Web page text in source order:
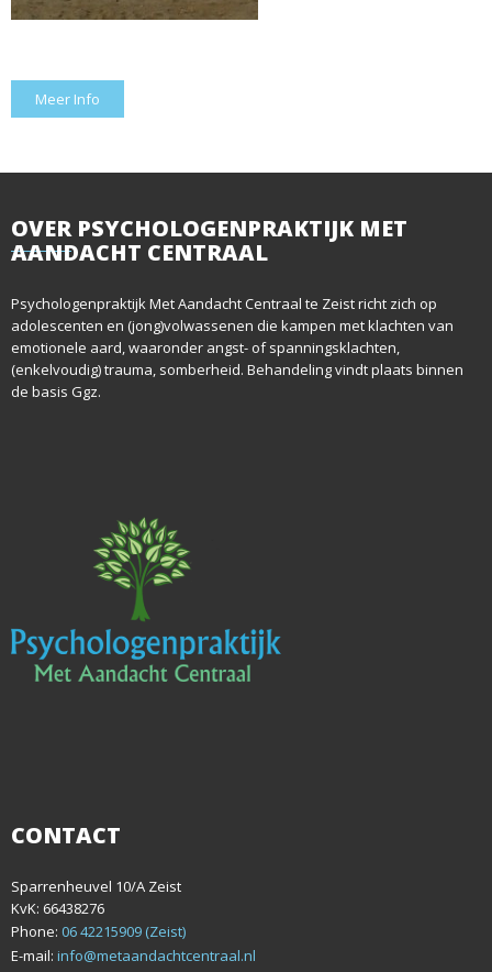
Meer Info
OVERPSYCHOLOGENPRAKTIJK MET
AANDACHT CENTRAAL
Psychologenpraktijk Met Aandacht Centraal te Zeist richt zich op
adolescenten en (jong)volwassenen die kampen met klachten van
emotionele aard, waaronder angst- of spanningsklachten,
(enkelvoudig) trauma, somberheid. Behandeling vindt plaats binnen
de basis Ggz.
CONTACT
Sparrenheuvel 10/A Zeist
KvK: 66438276
Phone: 06 42215909 (Zeist)
E-mail: info@metaandachtcentraal.nl